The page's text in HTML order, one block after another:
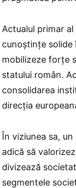
Actualul primar
cunoştinţe solide
mobilizeze forţe
statului român.
consolidarea
direcţia
În viziunea sa,
adică să
divizează
segmentele